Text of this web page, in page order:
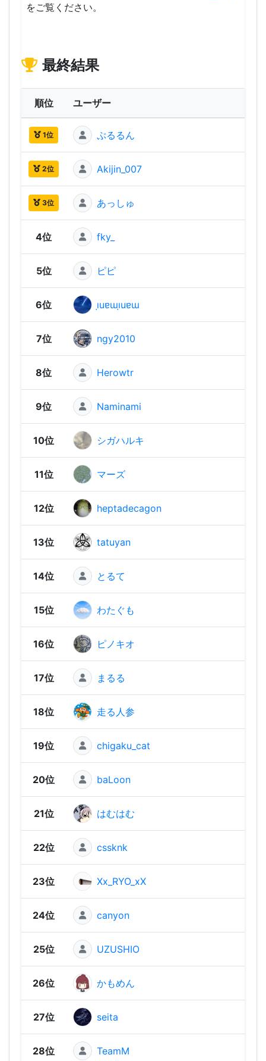
をご覧ください。
最終結果
順位 ユーザー
1位 ぷるるん
2位 Akijin_007
3位 あっしゅ
4位 fky_
5位 ピピ
6位 ı̣uɐɯı̣uɐɯ
7位 ngy2010
8位 Herowtr
9位 Naminami
10位 シガハルキ
11位 マーズ
12位 heptadecagon
13位 tatuyan
14位 とるて
15位 わたぐも
16位 ピノキオ
17位 まるる
18位 走る人参
19位 chigaku_cat
20位 baLoon
21位 はむはむ
22位 cssknk
23位 Xx_RYO_xX
24位 canyon
25位 UZUSHIO
26位 かもめん
27位 seita
28位 TeamM